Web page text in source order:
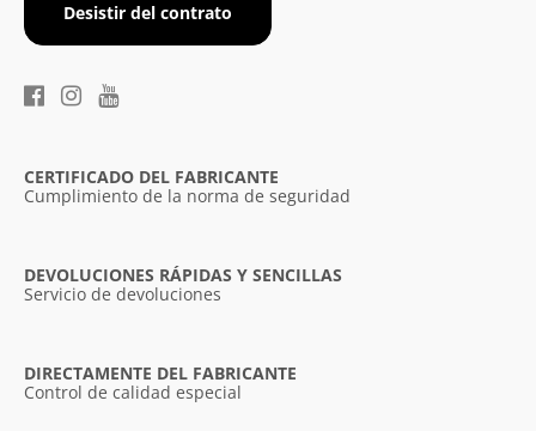
Desistir del contrato
CERTIFICADO DEL FABRICANTE
Cumplimiento de la norma de seguridad
DEVOLUCIONES RÁPIDAS Y SENCILLAS
Servicio de devoluciones
DIRECTAMENTE DEL FABRICANTE
Control de calidad especial